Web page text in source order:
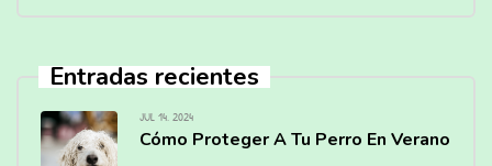
Entradas recientes
JUL 14, 2024
Cómo Proteger A Tu Perro En Verano